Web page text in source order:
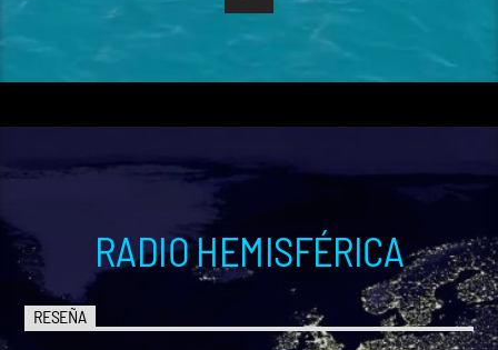
RADIO HEMISFÉRICA
RESEÑA